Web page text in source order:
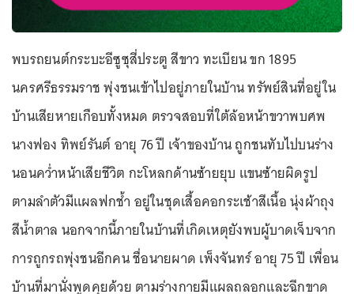
พบรถยนต์กระบะอีซูซุสี่ประตู สีขาว ทะเบียน ขก 1895
นครศรีธรรมราช พุ่งชนเข้าไปอยู่ภายในบ้าน ทรัพย์สินที่อยู่ใน
บ้านเสียหายเกือบทั้งหมด ตรวจสอบที่ใต้ล้อหน้าขวาพบศพ
นางฟอง ทิพย์รันต์ อายุ 76 ปี เจ้าของบ้าน ถูกชนทับไปบนร่าง
นอนคว่ำหน้าเสียชีวิต กะโหลกด้านซ้ายยุบ แขนซ้ายผิดรูป
ตามลำตัวมีแผลฟกช้ำ อยู่ในชุดเสื้อคอกระเช้าสีเนื้อ นุ่งผ้าถุง
สีน้ำตาล นอกจากนี้ภายในบ้านที่เกิดเหตุยังพบผู้บาดเจ็บจาก
การถูกรถพุ่งชนอีกคน ชื่อนายผาด เพ็งจันทร์ อายุ 75 ปี เพื่อน
บ้านที่มานั่งพูดคุยด้วย ตามร่างกายมีแผลถลอกและฉีกขาด